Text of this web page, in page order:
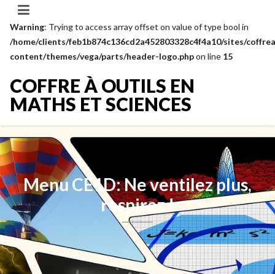
Warning: Trying to access array offset on value of type bool in
/home/clients/feb1b874c136cd2a452803328c4f4a10/sites/
content/themes/vega/parts/header-logo.phpon line 15
COFFRE À OUTILS EN
MATHS ET SCIENCES
Menu CE1D: Ne ventilez plus,
respirez !